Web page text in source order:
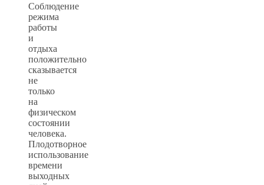
Соблюдение
режима
работы
и
отдыха
положительно
сказывается
не
только
на
физическом
состоянии
человека.
Плодотворное
использование
времени
выходных